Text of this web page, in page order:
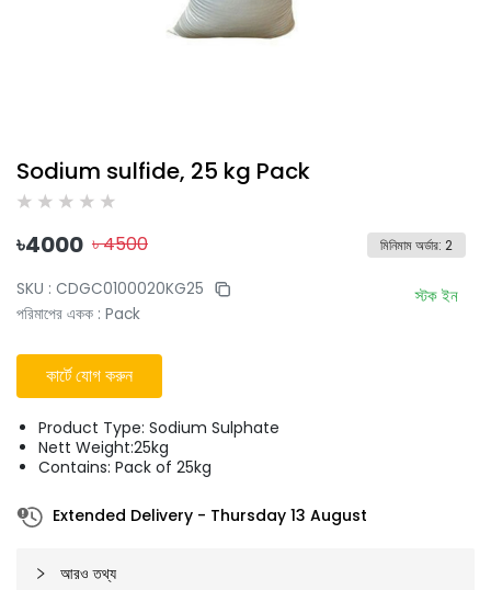
Sodium sulfide, 25 kg Pack
৳4000 ৳4500 মিনিমাম অর্ডার: 2
SKU : CDGC0100020KG25
পরিমাপের একক : Pack
স্টক ইন
কার্টে যোগ করুন
Product Type: Sodium Sulphate
Nett Weight:25kg
Contains: Pack of 25kg
Extended Delivery - Thursday 13 August
আরও তথ্য